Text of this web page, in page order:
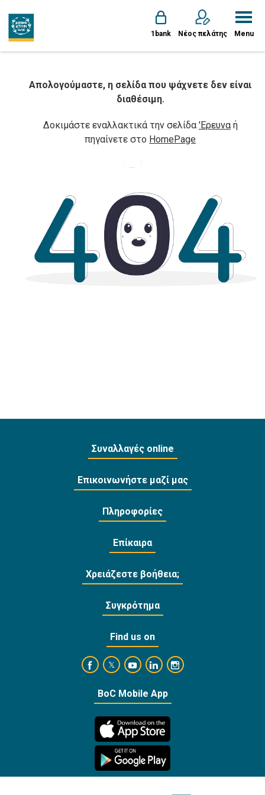
1bank Νέος πελάτης Menu
Απολογούμαστε, η σελίδα που ψάχνετε δεν είναι
διαθέσιμη.
Δοκιμάστε εναλλακτικά την σελίδα 'Ερευναή
πηγαίνετε στο HomePage
Συναλλαγές online
Επικοινωνήστε μαζί μας
Πληροφορίες
Επίκαιρα
Χρειάζεστε βοήθεια;
Συγκρότημα
Find us on
https://www.facebook.com/
https://twitter.com/bankofcyprus_
https://www.youtube.com/user/
https://www.linkedin.com/
https://
BoC Mobile App